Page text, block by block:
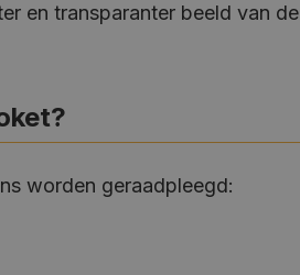
en transparanter beeld van de
worden geraadpleegd: